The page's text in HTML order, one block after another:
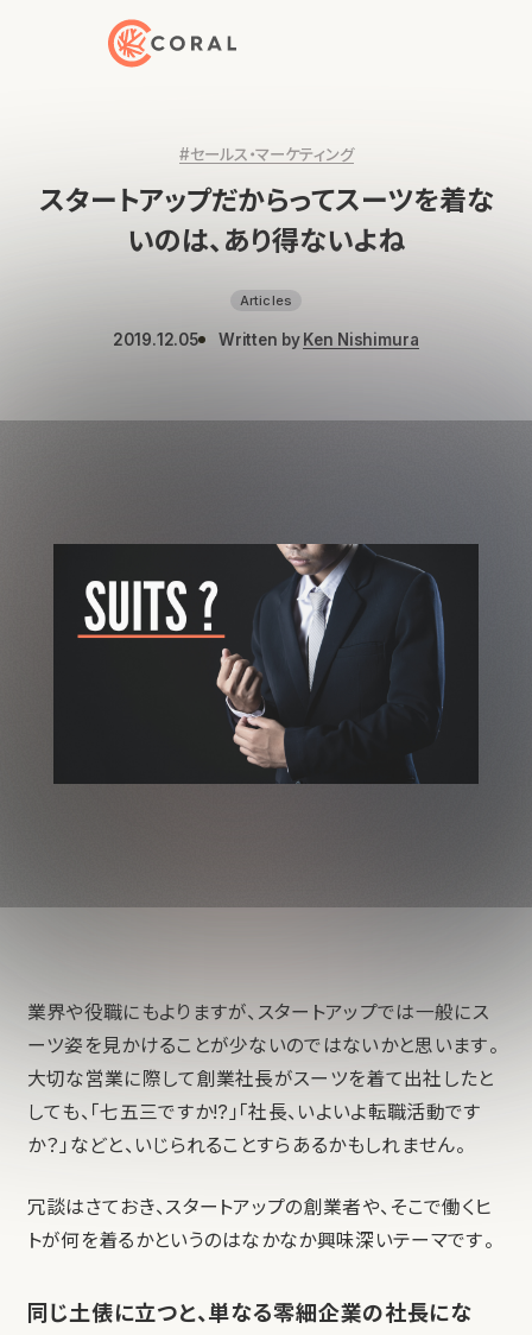
トップページへ戻る
#セールス・マーケティング
スタートアップだからってスーツを着な
いのは、あり得ないよね
Articles
2019.12.05 Written by Ken Nishimura
業界や役職にもよりますが、スタートアップでは一般にス
ーツ姿を見かけることが少ないのではないかと思います。
大切な営業に際して創業社長がスーツを着て出社したと
しても、「七五三ですか!?」「社長、いよいよ転職活動です
か？」などと、いじられることすらあるかもしれません。
冗談はさておき、スタートアップの創業者や、そこで働くヒ
トが何を着るかというのはなかなか興味深いテーマです。
同じ土俵に立つと、単なる零細企業の社長にな